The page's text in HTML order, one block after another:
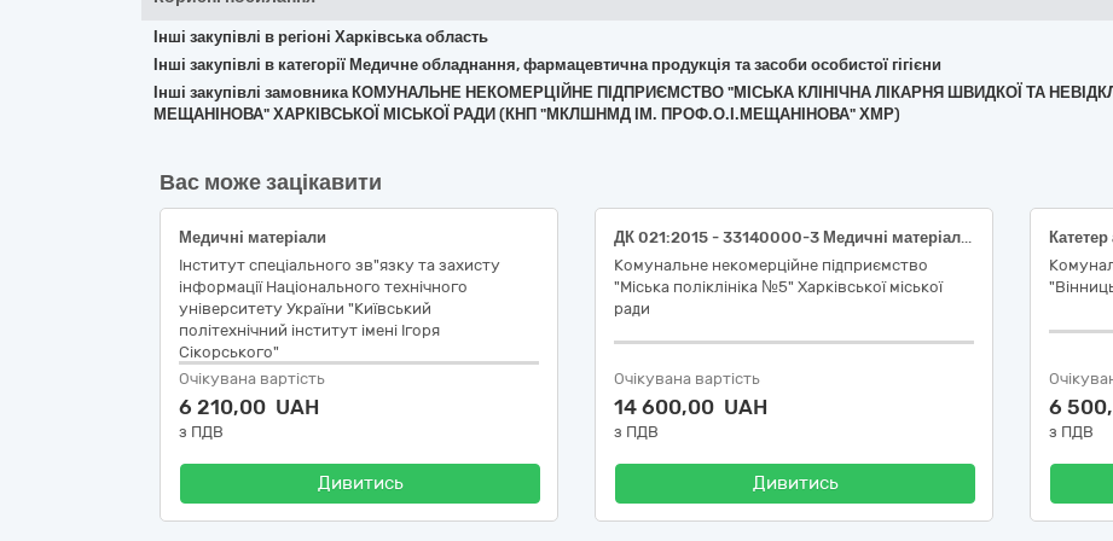
Інші закупівлі в регіоні Харківська область
Інші закупівлі в категорії Медичне обладнання, фармацевтична продукція та засоби особистої гігієни
Інші закупівлі замовника КОМУНАЛЬНЕ НЕКОМЕРЦІЙНЕ ПІДПРИЄМСТВО "МІСЬКА КЛІНІЧНА ЛІКАРНЯ ШВИДКОЇ ТА
МЕЩАНІНОВА" ХАРКІВСЬКОЇ МІСЬКОЇ РАДИ (КНП "МКЛШНМД ІМ. ПРОФ.О.І.МЕЩАНІНОВА" ХМР)
Вас може зацікавити
Медичні матеріали
Інститут спеціального зв"язку та захисту
інформації Національного технічного
університету України "Київський
політехнічний інститут імені Ігоря
Сікорського"
Очікувана вартість
6 210,00 UAH
з ПДВ
Дивитись
ДК 021:2015 - 33140000-3 Медичні матеріали, код конкретної номенклатурної позиції код ДК 021:2015-33141000-0 - Медичні матеріали нехімічні та гематологічні одноразового застосування, а саме: Шпатель ЛОР (терапевтичний) - НК 024:2023:42461 – депресор язика оглядовий, Шпатель Гінекологічний (Ейра) - НК 024:2023:60644 – набір для акушерських / гінекологічних операцій, що не містить лікарських засобів, одноразового використання)
Комунальне некомерційне підприємство
"Міська поліклініка №5" Харківської міської
ради
Очікувана вартість
14 600,00 UAH
з ПДВ
Дивитись
6
з ПДВ